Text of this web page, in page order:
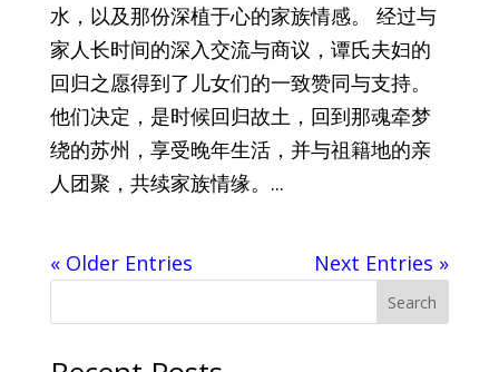
水，以及那份深植于心的家族情感。 经过与
家人长时间的深入交流与商议，谭氏夫妇的
回归之愿得到了儿女们的一致赞同与支持。
他们决定，是时候回归故土，回到那魂牵梦
绕的苏州，享受晚年生活，并与祖籍地的亲
人团聚，共续家族情缘。...
« Older Entries Next Entries »
Search